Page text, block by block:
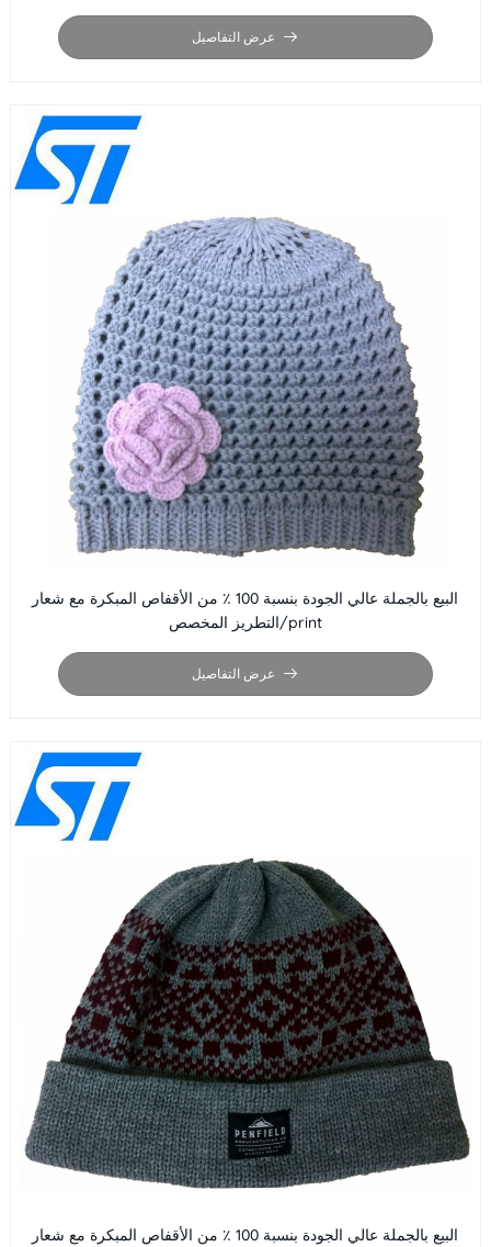
عرض التفاصيل
البيع بالجملة عالي الجودة بنسبة 100 ٪ من الأقفاص المبكرة مع شعار
التطريز المخصص/print
عرض التفاصيل
البيع بالجملة عالي الجودة بنسبة 100 ٪ من الأقفاص المبكرة مع شعار